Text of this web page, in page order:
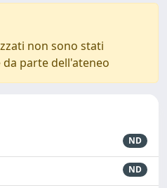
non sono stati
parte dell'ateneo
ND
ND